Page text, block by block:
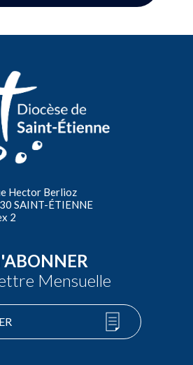
Hector Berlioz
SAINT-ÉTIENNE
2
Mensuelle